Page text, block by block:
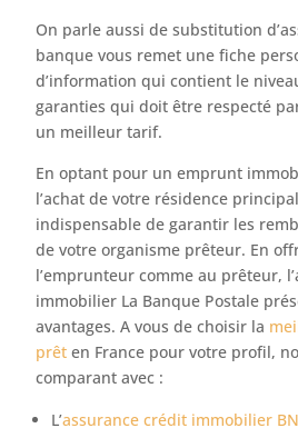
On parle aussi de substitution
banque vous remet une fiche
d’information qui contient le
garanties qui doit être respecté
un meilleur tarif.
En optant pour un emprunt
l’achat de votre résidence
indispensable de garantir les
de votre organisme prêteur. En
l’emprunteur comme au prêteur,
immobilier La Banque Postale
avantages. A vous de choisir la
prêt en France pour votre profil,
comparant avec :
L’assurance crédit immobilier